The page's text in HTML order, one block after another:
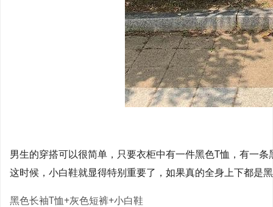
男生的穿搭可以很简单，只要衣柜中有一件黑色T恤，有一
这时候，小白鞋就显得特别重要了，如果真的全身上下都是
黑色长袖T恤+灰色短裤+小白鞋